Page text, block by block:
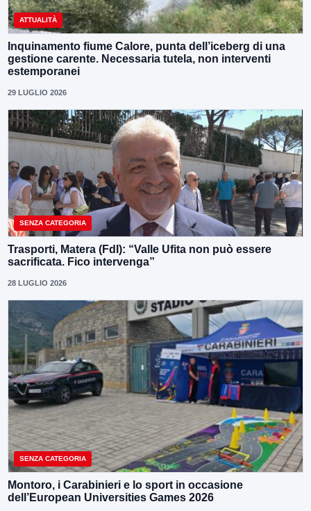
ATTUALITÀ
Inquinamento fiume Calore, punta dell’iceberg di una
gestione carente. Necessaria tutela, non interventi
estemporanei
29 LUGLIO 2026
SENZA CATEGORIA
Trasporti, Matera (FdI): “Valle Ufita non può essere
sacrificata. Fico intervenga”
28 LUGLIO 2026
SENZA CATEGORIA
Montoro, i Carabinieri e lo sport in occasione
dell’European Universities Games 2026